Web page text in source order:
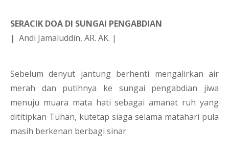
SERACIK DOA DI SUNGAI PENGABDIAN
| Andi Jamaluddin, AR. AK. |
Sebelum denyut jantung berhenti mengalirkan air
merah dan putihnya ke sungai pengabdian jiwa
menuju muara mata hati sebagai amanat ruh yang
dititipkan Tuhan, kutetap siaga selama matahari pula
masih berkenan berbagi sinar